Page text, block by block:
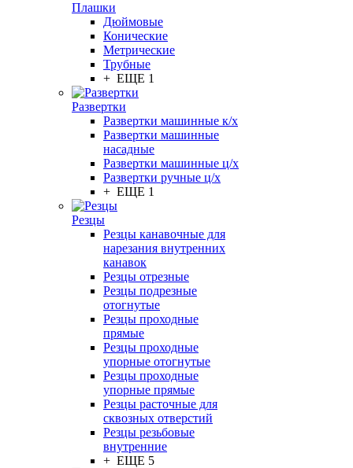
Плашки
Дюймовые
Конические
Метрические
Трубные
+ ЕЩЕ 1
Развертки
Развертки машинные к/х
Развертки машинные
насадные
Развертки машинные ц/х
Развертки ручные ц/х
+ ЕЩЕ 1
Резцы
Резцы канавочные для
нарезания внутренних
канавок
Резцы отрезные
Резцы подрезные
отогнутые
Резцы проходные
прямые
Резцы проходные
упорные отогнутые
Резцы проходные
упорные прямые
Резцы расточные для
сквозных отверстий
Резцы резьбовые
внутренние
+ ЕЩЕ 5